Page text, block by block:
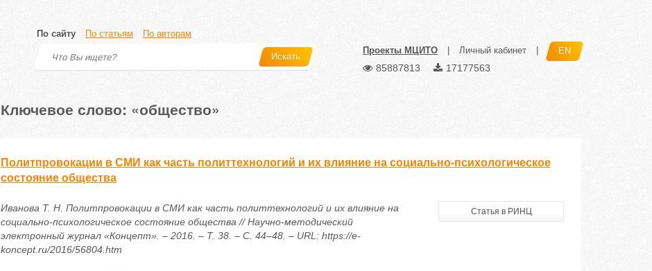
По сайту По статьям По авторам
Искать
Проекты МЦИТО Личный кабинет EN
85887813 17177563
Ключевое слово: «общество»
Политпровокации в СМИ как часть политтехнологий и их влияние на социально-психологическое
состояние общества
Иванова Т. Н. Политпровокации в СМИ как часть политтехнологий и их влияние на
социально-психологическое состояние общества // Научно-методический
электронный журнал «Концепт». – 2016. – Т. 38. – С. 44–48. – URL: https://e-
koncept.ru/2016/56804.htm
Статья в РИНЦ